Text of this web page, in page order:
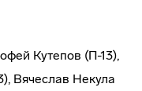
Кутепов (П-13),
Вячеслав Некула